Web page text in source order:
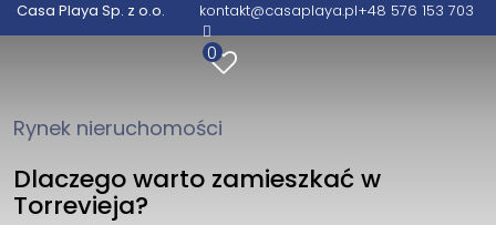
Casa Playa Sp. z o.o. kontakt@casaplaya.pl+48 576 153 703
0
Casa Playa Sp. z o.o.
Wita Stwosza 48/105
+48 576 153 703
kontakt@casaplaya.pl
Rynek nieruchomości
Dlaczego warto zamieszkać w
Torrevieja?